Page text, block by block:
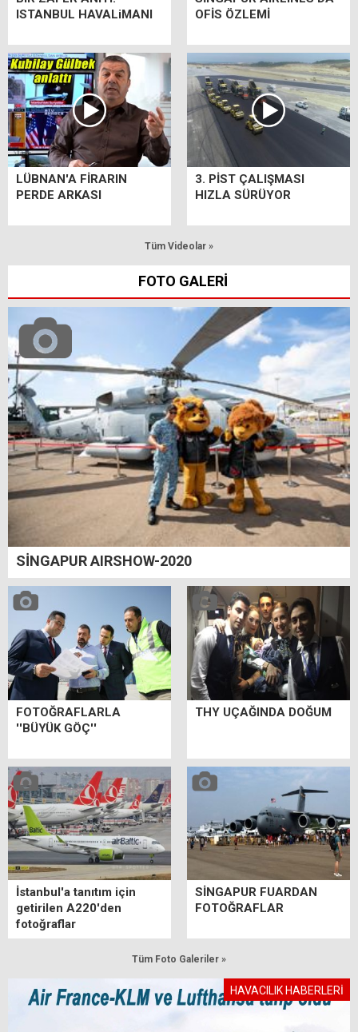
ISTANBUL HAVALiMANI
OFİS ÖZLEMİ
LÜBNAN'A FİRARIN
PERDE ARKASI
3. PİST ÇALIŞMASI
HIZLA SÜRÜYOR
Tüm Videolar »
FOTO GALERİ
SİNGAPUR AIRSHOW-2020
FOTOĞRAFLARLA
''BÜYÜK GÖÇ''
THY UÇAĞINDA DOĞUM
İstanbul'a tanıtım için
getirilen A220'den
fotoğraflar
SİNGAPUR FUARDAN
FOTOĞRAFLAR
Tüm Foto Galeriler »
HAVACILIK HABERLERİ